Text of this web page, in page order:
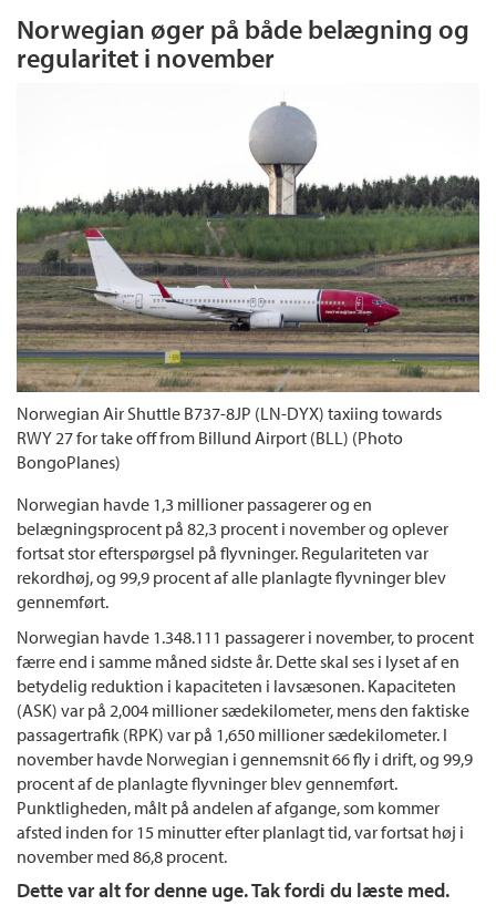
Norwegian øger på både belægning og
regularitet i november
Norwegian Air Shuttle B737-8JP (LN-DYX) taxiing towards
RWY 27 for take off from Billund Airport (BLL) (Photo
BongoPlanes)
Norwegian havde 1,3 millioner passagerer og en
belægningsprocent på 82,3 procent i november og oplever
fortsat stor efterspørgsel på flyvninger. Regulariteten var
rekordhøj, og 99,9 procent af alle planlagte flyvninger blev
gennemført.
Norwegian havde 1.348.111 passagerer i november, to procent
færre end i samme måned sidste år. Dette skal ses i lyset af en
betydelig reduktion i kapaciteten i lavsæsonen. Kapaciteten
(ASK) var på 2,004 millioner sædekilometer, mens den faktiske
passagertrafik (RPK) var på 1,650 millioner sædekilometer. I
november havde Norwegian i gennemsnit 66 fly i drift, og 99,9
procent af de planlagte flyvninger blev gennemført.
Punktligheden, målt på andelen af afgange, som kommer
afsted inden for 15 minutter efter planlagt tid, var fortsat høj i
november med 86,8 procent.
Dette var alt for denne uge. Tak fordi du læste med.